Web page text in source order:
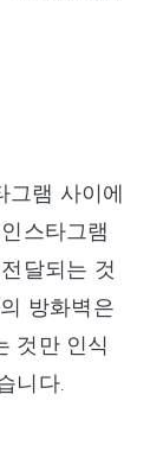
그램 사이에
스타그램
달되는 것
방화벽은
것만 인식
니다.